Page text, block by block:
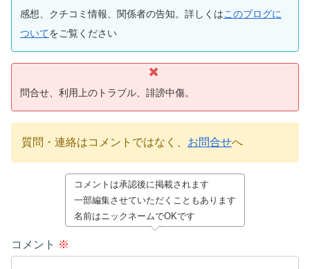
感想、クチコミ情報、関係者の告知。詳しくはこのブログに
ついてをご覧ください
問合せ、利用上のトラブル、誹謗中傷。
質問・連絡はコメントではなく、 お問合せへ
コメントは承認後に掲載されます
一部編集させていただくこともあります
名前はニックネームでOKです
コメント ※